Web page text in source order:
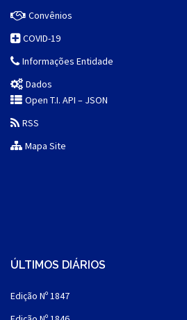
Convênios
COVID-19
Informações Entidade
Dados
Open T.I. API – JSON
RSS
Mapa Site
ÚLTIMOS DIÁRIOS
Edição Nº 1847